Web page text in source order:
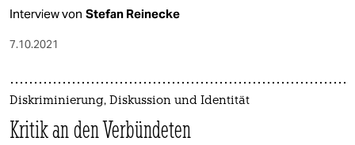
Interview von Stefan Reinecke
7.10.2021
Diskriminierung, Diskussion und Identität
Kritik an den Verbündeten